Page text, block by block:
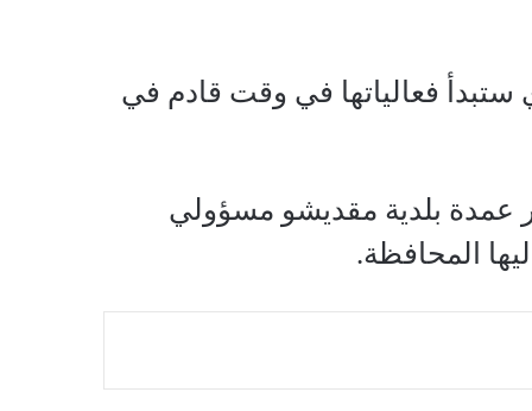
ستبدأ فعالياتها في وقت قادم في
عمدة بلدية مقديشو مسؤولي
المحافظة.